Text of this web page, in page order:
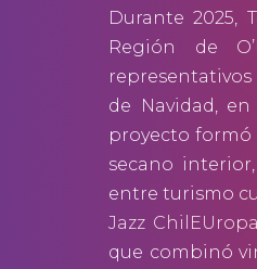
Durante 2025,
Región de
de Navidad,
proyecto formó
secano
entre turismo
Jazz ChilEUropa
que combinó